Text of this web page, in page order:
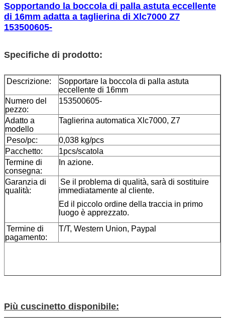
Sopportando la boccola di palla astuta eccellente
di 16mm adatta a taglierina di Xlc7000 Z7
153500605-
Specifiche di prodotto:
Descrizione:
Sopportare la boccola di palla astuta
eccellente di 16mm
Numero del
pezzo:
153500605-
Adatto a
modello
Taglierina automatica Xlc7000, Z7
Peso/pc:
0,038 kg/pcs
Pacchetto:
1pcs/scatola
Termine di
consegna:
In azione.
Garanzia di
qualità:
Se il problema di qualità, sarà di sostituire
immediatamente al cliente.
Ed il piccolo ordine della traccia in primo
luogo è apprezzato.
Termine di
pagamento:
T/T, Western Union, Paypal
Più cuscinetto disponibile: